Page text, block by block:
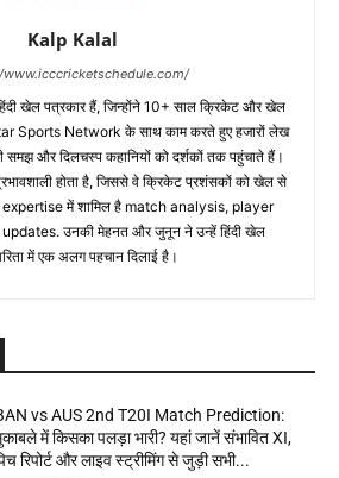
Kalp Kalal
खेल पत्रकार हैं, जिन्होंने 10+ साल क्रिकेट और खेल
Sports Network के साथ काम करते हुए हजारों लेख
समझ और दिलचस्प कहानियों को दर्शकों तक पहुंचाते हैं।
होता है, जिससे वे क्रिकेट प्रशंसकों को खेल से
expertise में शामिल है match analysis, player
उनकी मेहनत और जुनून ने उन्हें हिंदी खेल
में एक अलग पहचान दिलाई है।
vs AUS 2nd T20I Match Prediction:
में किसका पलड़ा भारी? यहां जानें संभावित XI,
रिपोर्ट और लाइव स्ट्रीमिंग से जुड़ी सभी...